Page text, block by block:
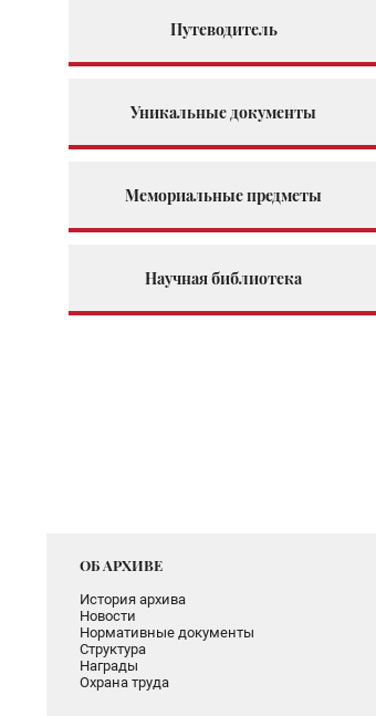
Путеводитель
Уникальные документы
Мемориальные предметы
Научная библиотека
ОБ АРХИВЕ
История архива
Новости
Нормативные документы
Структура
Награды
Охрана труда